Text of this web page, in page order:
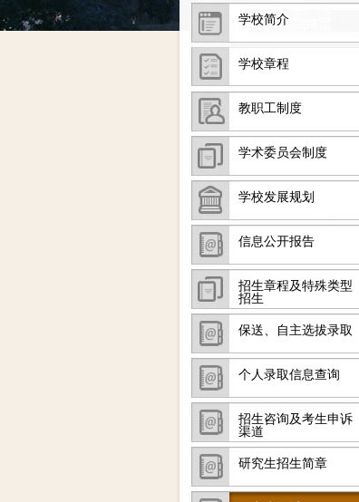
学校简介
学校章程
教职工制度
学术委员会制度
学校发展规划
信息公开报告
招生章程及特殊类型
招生
保送、自主选拔录取
个人录取信息查询
招生咨询及考生申诉
渠道
研究生招生简章